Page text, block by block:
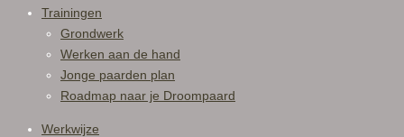
Trainingen
Grondwerk
Werken aan de hand
Jonge paarden plan
Roadmap naar je Droompaard
Werkwijze